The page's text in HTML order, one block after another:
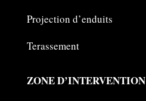
Projection d’enduits
Terassement
ZONE D’INTERVENTION